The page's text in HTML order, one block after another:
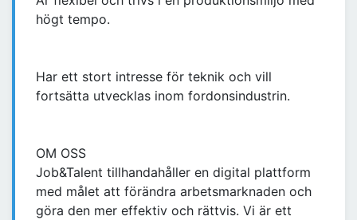
högt tempo.
Har ett stort intresse för teknik och vill
fortsätta utvecklas inom fordonsindustrin.
OM OSS
Job&Talent tillhandahåller en digital plattform
med målet att förändra arbetsmarknaden och
göra den mer effektiv och rättvis. Vi är ett